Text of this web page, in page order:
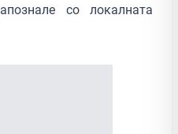
со локалната